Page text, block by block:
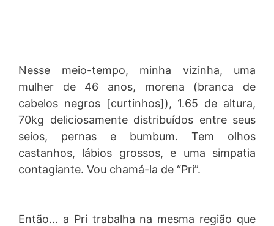
Nesse meio-tempo, minha vizinha, uma
mulher de 46 anos, morena (branca de
cabelos negros [curtinhos]), 1.65 de altura,
70kg deliciosamente distribuídos entre seus
seios, pernas e bumbum. Tem olhos
castanhos, lábios grossos, e uma simpatia
contagiante. Vou chamá-la de “Pri”.
Então… a Pri trabalha na mesma região que